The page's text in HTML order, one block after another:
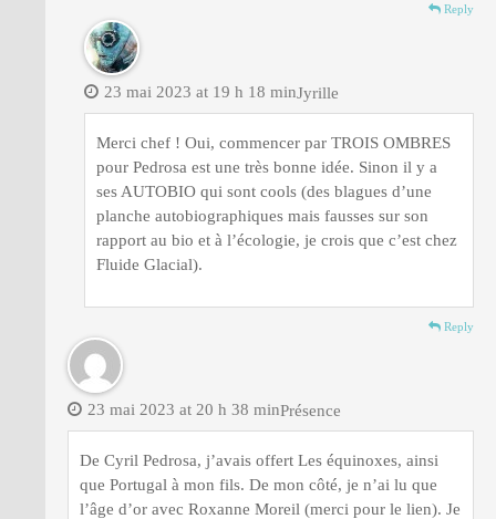
Reply
Jyrille
23 mai 2023 at 19 h 18 min
Merci chef ! Oui, commencer par TROIS OMBRES
pour Pedrosa est une très bonne idée. Sinon il y a
ses AUTOBIO qui sont cools (des blagues d’une
planche autobiographiques mais fausses sur son
rapport au bio et à l’écologie, je crois que c’est chez
Fluide Glacial).
Reply
Présence
23 mai 2023 at 20 h 38 min
De Cyril Pedrosa, j’avais offert Les équinoxes, ainsi
que Portugal à mon fils. De mon côté, je n’ai lu que
l’âge d’or avec Roxanne Moreil (merci pour le lien). Je